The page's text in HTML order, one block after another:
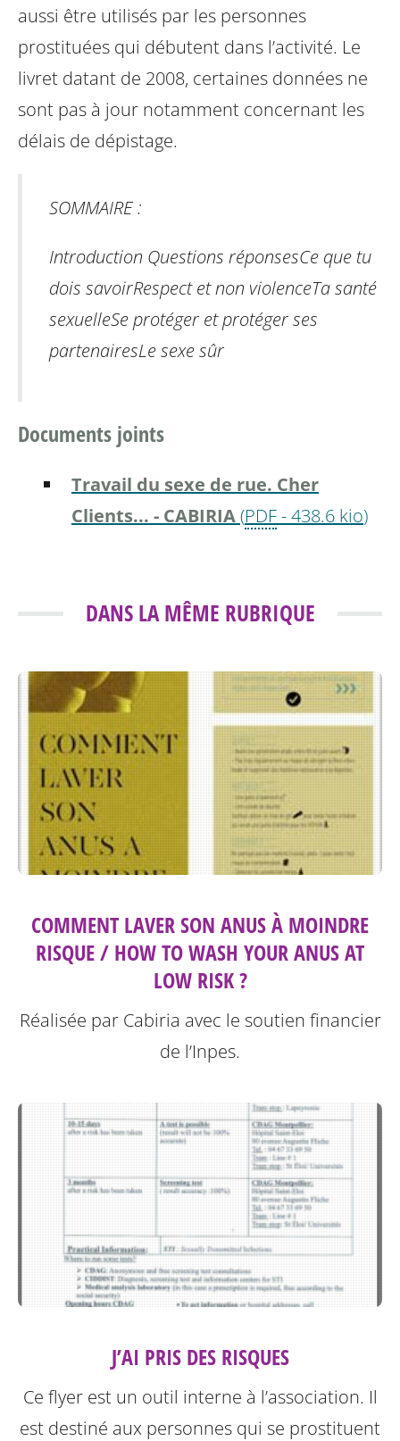
aussi être utilisés par les personnes
prostituées qui débutent dans l’activité. Le
livret datant de 2008, certaines données ne
sont pas à jour notamment concernant les
délais de dépistage.
SOMMAIRE :
Introduction Questions réponsesCe que tu
dois savoirRespect et non violenceTa santé
sexuelleSe protéger et protéger ses
partenairesLe sexe sûr
Documents joints
Travail du sexe de rue. Cher
Clients... - CABIRIA(PDF-438.6 kio)
DANS LA MÊME RUBRIQUE
COMMENT LAVER SON ANUS À MOINDRE
RISQUE / HOW TO WASH YOUR ANUS AT
LOW RISK ?
Réalisée par Cabiria avec le soutien financier
de l’Inpes.
J’AI PRIS DES RISQUES
Ce flyer est un outil interne à l’association. Il
est destiné aux personnes qui se prostituent